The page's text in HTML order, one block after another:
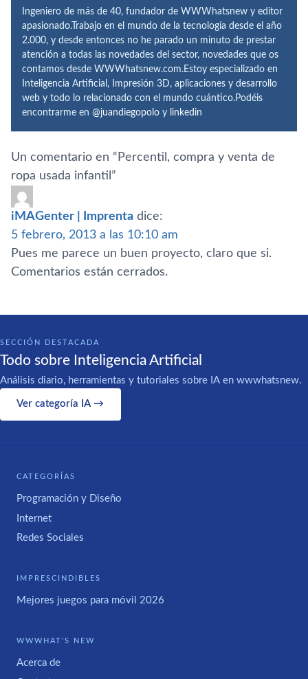
Ingeniero de más de 40, fundador de WWWhatsnew y editor
apasionado.Trabajo en el mundo de la tecnología desde el año
2.000, y desde entonces no he parado un minuto de prestar
atención a todas las novedades del sector, novedades que os
contamos desde WWWhatsnew.com.Estoy especializado en
Inteligencia Artificial, Impresión 3D, aplicaciones y desarrollo
web y todo lo relacionado con el mundo cuántico.Podéis
encontrarme en @juandiegopolo y linkedin
Un comentario en “ Percentil, compra y venta de
ropa usada infantil ”
iMAGenter | Imprenta dice:
5 febrero, 2013 a las 10:10 am
Pues me parece un buen proyecto, claro que si.
Comentarios están cerrados.
SECCIÓN DESTACADA
Todo sobre Inteligencia Artificial
Análisis diario, herramientas y tutoriales sobre IA en wwwhatsnew.
Ver categoría IA →
CATEGORÍAS
Programación y Diseño
Internet
Redes Sociales
IMPRESCINDIBLES
Mejores juegos para móvil 2026
WWWHAT'S NEW
Acerca de